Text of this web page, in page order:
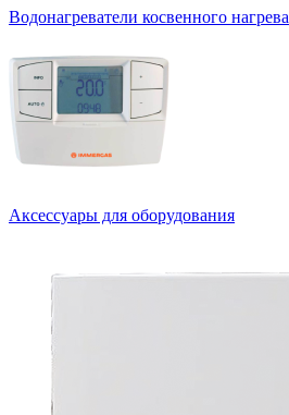
Водонагреватели косвенного нагрева
Аксессуары для оборудования